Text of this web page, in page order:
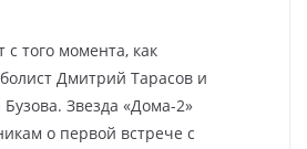
того момента, как
Дмитрий Тарасов и
Звезда «Дома-2»
о первой встрече с